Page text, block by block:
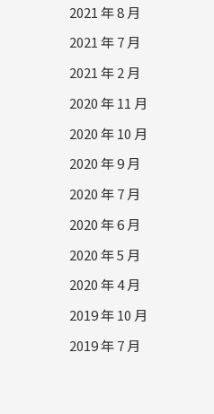
2021 年 8 月
2021 年 7 月
2021 年 2 月
2020 年 11 月
2020 年 10 月
2020 年 9 月
2020 年 7 月
2020 年 6 月
2020 年 5 月
2020 年 4 月
2019 年 10 月
2019 年 7 月